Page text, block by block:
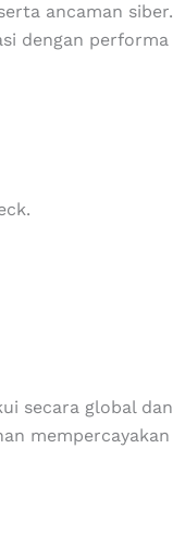
ancaman siber.
dengan performa
secara global dan
mempercayakan